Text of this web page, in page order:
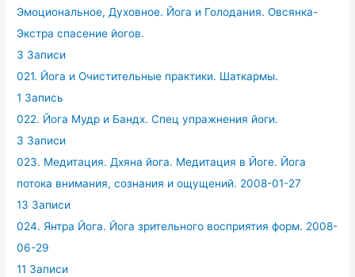
Эмоциональное, Духовное. Йога и Голодания. Овсянка-
Экстра спасение йогов.
3 Записи
021. Йога и Очистительные практики. Шаткармы.
1 Запись
022. Йога Мудр и Бандх. Спец упражнения йоги.
3 Записи
023. Медитация. Дхяна йога. Медитация в Йоге. Йога
потока внимания, сознания и ощущений. 2008-01-27
13 Записи
024. Янтра Йога. Йога зрительного восприятия форм. 2008-
06-29
11 Записи